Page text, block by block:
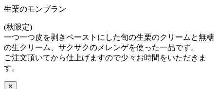
生栗のモンブラン
(秋限定)
一つ一つ皮を剥きペーストにした旬の生栗のクリームと無糖
の生クリーム、サクサクのメレンゲを使った一品です。
ご注文頂いてから仕上げますので少々お時間をいただきま
す。
✕